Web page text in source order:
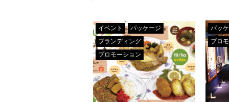
イベント
パッケージ
ブランディング
プロモーション
パッ
プロ